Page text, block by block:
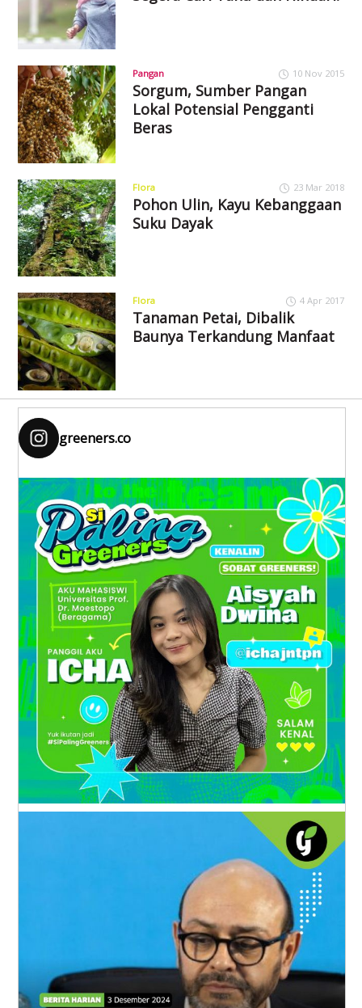
Pangan 10 Nov 2015
Sorgum, Sumber Pangan
Lokal Potensial Pengganti
Beras
Flora 23 Mar 2018
Pohon Ulin, Kayu Kebanggaan
Suku Dayak
Flora 4 Apr 2017
Tanaman Petai, Dibalik
Baunya Terkandung Manfaat
greeners.co